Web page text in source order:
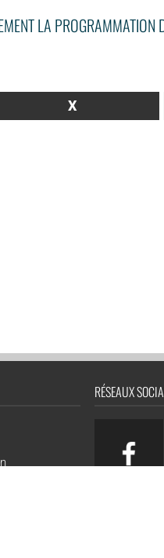
LA PROGRAMMATION
X
RÉSEAUX